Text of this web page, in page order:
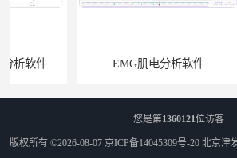
EMG肌电分析软件
您是第1360121位访客
版权所有 ©2026-08-07 京ICP备14045309号-20 北京津